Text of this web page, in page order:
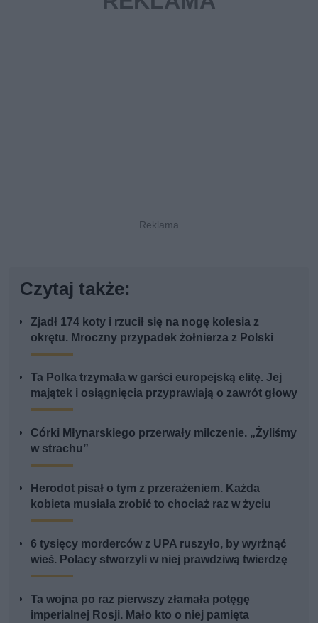
Czytaj także:
Zjadł 174 koty i rzucił się na nogę kolesia z
okrętu. Mroczny przypadek żołnierza z Polski
Ta Polka trzymała w garści europejską elitę. Jej
majątek i osiągnięcia przyprawiają o zawrót głowy
Córki Młynarskiego przerwały milczenie. „Żyliśmy
w strachu”
Herodot pisał o tym z przerażeniem. Każda
kobieta musiała zrobić to chociaż raz w życiu
6 tysięcy morderców z UPA ruszyło, by wyrżnąć
wieś. Polacy stworzyli w niej prawdziwą twierdzę
Ta wojna po raz pierwszy złamała potęgę
imperialnej Rosji. Mało kto o niej pamięta